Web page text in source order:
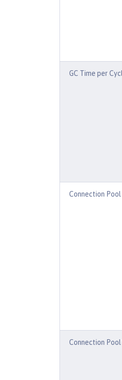
GC Time per
Connection Pool
Connection